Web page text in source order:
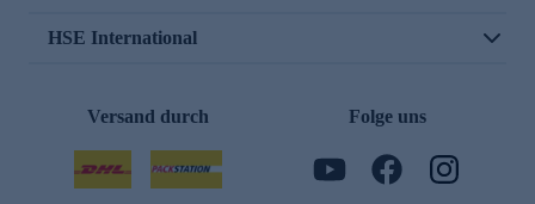
HSE International
Versand durch Folge uns